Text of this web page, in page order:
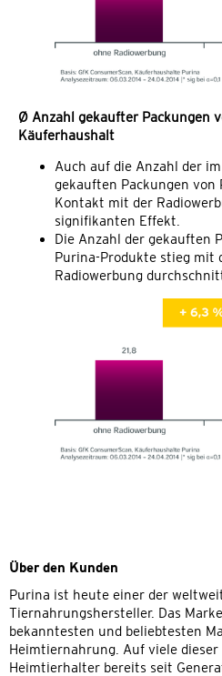
Ø Anzahl gekaufter Packungen
Käuferhaushalt
Auch auf die Anzahl der
gekauften Packungen
Kontakt mit der
signifikanten Effekt.
Die Anzahl der gekauften
Purina-Produkte stieg mit
Radiowerbung
Über den Kunden
Purina ist heute einer der
Tiernahrungshersteller. Das
bekanntesten und beliebtesten
Heimtiernahrung. Auf viele
Heimtierhalter bereits seit